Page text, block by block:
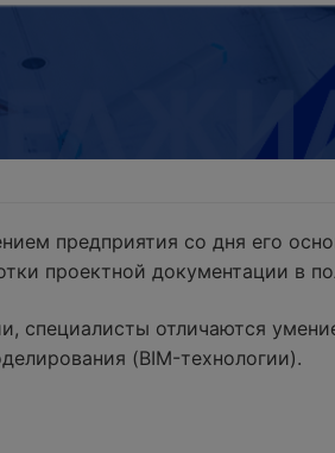
предприятия со дня его
проектной документации в
отличаются
(BIM-технологии).